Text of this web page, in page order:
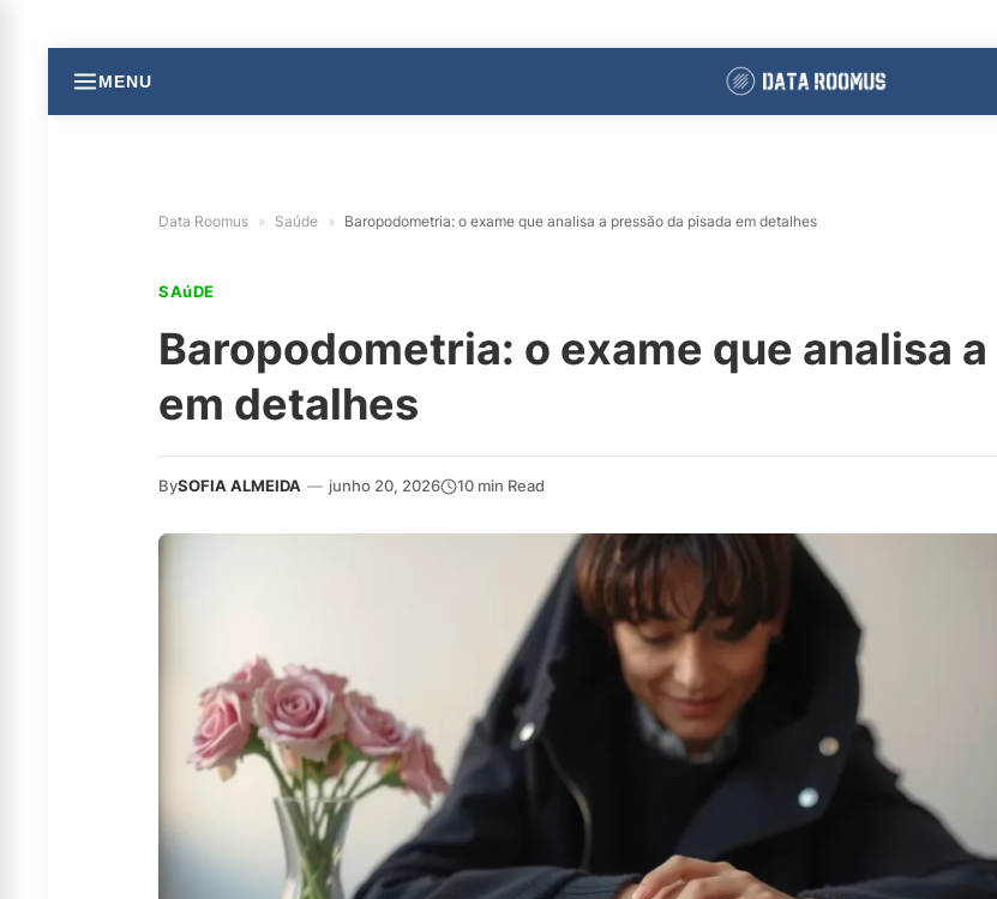
MENU
Data Roomus » Saúde » Baropodometria: o exame que analisa a pressão da pisada em detalhes
SAúDE
Baropodometria: o exame que analisa
em detalhes
BySOFIA ALMEIDA — junho 20, 2026 10 min Read